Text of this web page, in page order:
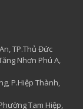
TP.Thủ Đức
Nhơn Phú A,
P.Hiệp Thành,
Tam Hiệp,